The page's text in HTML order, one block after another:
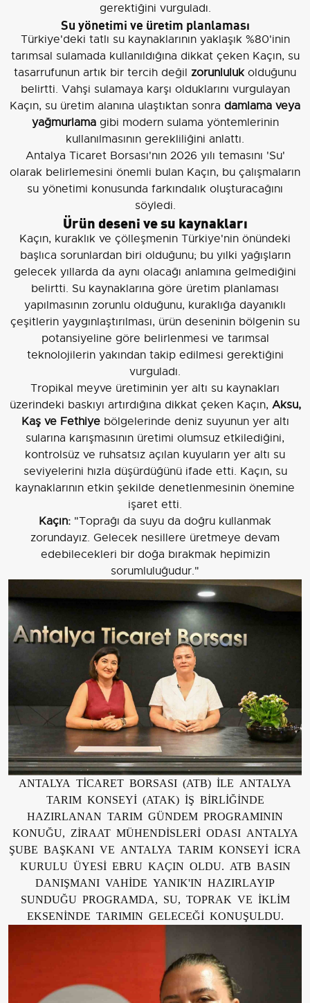
gerektiğini vurguladı.
Su yönetimi ve üretim planlaması
Türkiye'deki tatlı su kaynaklarının yaklaşık %80'inin
tarımsal sulamada kullanıldığına dikkat çeken Kaçın, su
tasarrufunun artık bir tercih değil zorunlulukolduğunu
belirtti. Vahşi sulamaya karşı olduklarını vurgulayan
Kaçın, su üretim alanına ulaştıktan sonra damlama veya
yağmurlamagibi modern sulama yöntemlerinin
kullanılmasının gerekliliğini anlattı.
Antalya Ticaret Borsası'nın 2026 yılı temasını 'Su'
olarak belirlemesini önemli bulan Kaçın, bu çalışmaların
su yönetimi konusunda farkındalık oluşturacağını
söyledi.
Ürün deseni ve su kaynakları
Kaçın, kuraklık ve çölleşmenin Türkiye'nin önündeki
başlıca sorunlardan biri olduğunu; bu yılki yağışların
gelecek yıllarda da aynı olacağı anlamına gelmediğini
belirtti. Su kaynaklarına göre üretim planlaması
yapılmasının zorunlu olduğunu, kuraklığa dayanıklı
çeşitlerin yaygınlaştırılması, ürün deseninin bölgenin su
potansiyeline göre belirlenmesi ve tarımsal
teknolojilerin yakından takip edilmesi gerektiğini
vurguladı.
Tropikal meyve üretiminin yer altı su kaynakları
üzerindeki baskıyı artırdığına dikkat çeken Kaçın, Aksu,
Kaş ve Fethiyebölgelerinde deniz suyunun yer altı
sularına karışmasının üretimi olumsuz etkilediğini,
kontrolsüz ve ruhsatsız açılan kuyuların yer altı su
seviyelerini hızla düşürdüğünü ifade etti. Kaçın, su
kaynaklarının etkin şekilde denetlenmesinin önemine
işaret etti.
Kaçın: "Toprağı da suyu da doğru kullanmak
zorundayız. Gelecek nesillere üretmeye devam
edebilecekleri bir doğa bırakmak hepimizin
sorumluluğudur."
ANTALYA TİCARET BORSASI (ATB) İLE ANTALYA
TARIM KONSEYİ (ATAK) İŞ BİRLİĞİNDE
HAZIRLANAN TARIM GÜNDEM PROGRAMININ
KONUĞU, ZİRAAT MÜHENDİSLERİ ODASI ANTALYA
ŞUBE BAŞKANI VE ANTALYA TARIM KONSEYİ İCRA
KURULU ÜYESİ EBRU KAÇIN OLDU. ATB BASIN
DANIŞMANI VAHİDE YANIK'IN HAZIRLAYIP
SUNDUĞU PROGRAMDA, SU, TOPRAK VE İKLİM
EKSENİNDE TARIMIN GELECEĞİ KONUŞULDU.